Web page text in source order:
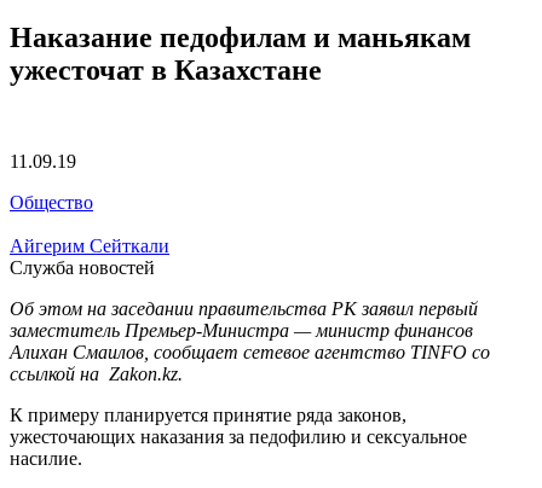
Наказание педофилам и маньякам
ужесточат в Казахстане
11.09.19
Общество
Айгерим Сейткали
Служба новостей
Об этом на заседании правительства РК заявил первый
заместитель Премьер-Министра — министр финансов
Алихан Смаилов, сообщает сетевое агентство TINFO со
ссылкой на Zakon.kz.
К примеру планируется принятие ряда законов,
ужесточающих наказания за педофилию и сексуальное
насилие.